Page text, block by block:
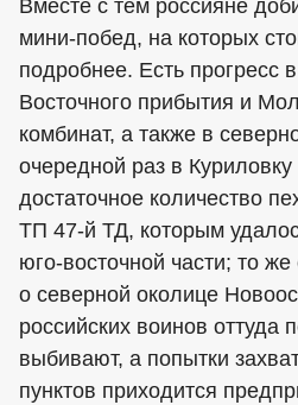
Вместе с тем россияне
мини-побед, на которых
подробнее. Есть прогресс
Восточного прибытия и
комбинат, а также в
очередной раз в
достаточное количество
ТП 47-й ТД, которым
юго-восточной части; то
о северной околице
российских воинов оттуда
выбивают, а попытки
пунктов приходится